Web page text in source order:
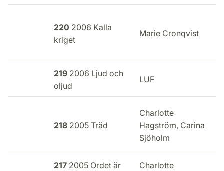
220 2006 Kalla
kriget
Marie Cronqvist
219 2006 Ljud och
oljud
LUF
218 2005 Träd
Charlotte
Hagström, Carina
Sjöholm
217 2005 Ordet är
Charlotte